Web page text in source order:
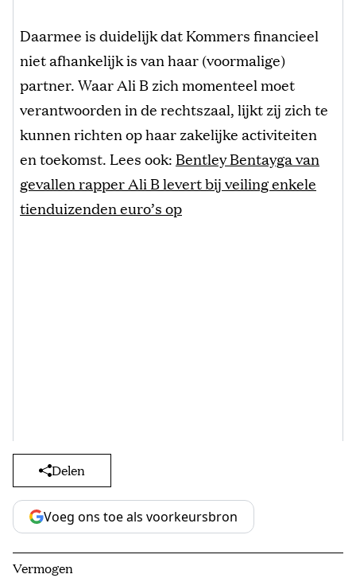
Daarmee is duidelijk dat Kommers financieel
niet afhankelijk is van haar (voormalige)
partner. Waar Ali B zich momenteel moet
verantwoorden in de rechtszaal, lijkt zij zich te
kunnen richten op haar zakelijke activiteiten
en toekomst. Lees ook: Bentley Bentayga van
gevallen rapper Ali B levert bij veiling enkele
tienduizenden euro’s op
Delen
Voeg ons toe als voorkeursbron
Vermogen